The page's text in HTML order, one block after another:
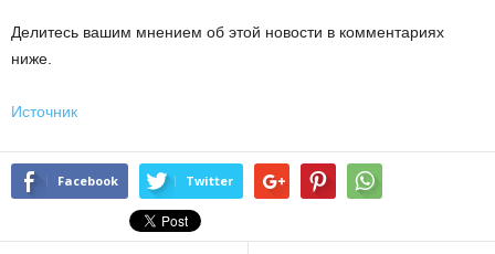
Делитесь вашим мнением об этой новости в комментариях
ниже.
Источник
Facebook Twitter